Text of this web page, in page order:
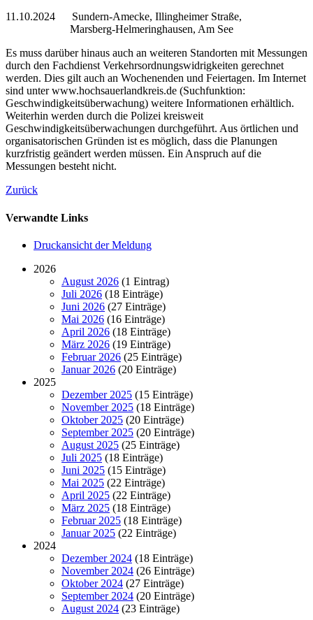
11.10.2024 Sundern-Amecke, Illingheimer Straße,
Marsberg-Helmeringhausen, Am See
Es muss darüber hinaus auch an weiteren Standorten mit Messungen
durch den Fachdienst Verkehrsordnungswidrigkeiten gerechnet
werden. Dies gilt auch an Wochenenden und Feiertagen. Im Internet
sind unter www.hochsauerlandkreis.de (Suchfunktion:
Geschwindigkeitsüberwachung) weitere Informationen erhältlich.
Weiterhin werden durch die Polizei kreisweit
Geschwindigkeitsüberwachungen durchgeführt. Aus örtlichen und
organisatorischen Gründen ist es möglich, dass die Planungen
kurzfristig geändert werden müssen. Ein Anspruch auf die
Messungen besteht nicht.
Zurück
Verwandte Links
Druckansicht der Meldung
2026
August 2026 (1 Eintrag)
Juli 2026 (18 Einträge)
Juni 2026 (27 Einträge)
Mai 2026 (16 Einträge)
April 2026 (18 Einträge)
März 2026 (19 Einträge)
Februar 2026 (25 Einträge)
Januar 2026 (20 Einträge)
2025
Dezember 2025 (15 Einträge)
November 2025 (18 Einträge)
Oktober 2025 (20 Einträge)
September 2025 (20 Einträge)
August 2025 (25 Einträge)
Juli 2025 (18 Einträge)
Juni 2025 (15 Einträge)
Mai 2025 (22 Einträge)
April 2025 (22 Einträge)
März 2025 (18 Einträge)
Februar 2025 (18 Einträge)
Januar 2025 (22 Einträge)
2024
Dezember 2024 (18 Einträge)
November 2024 (26 Einträge)
Oktober 2024 (27 Einträge)
September 2024 (20 Einträge)
August 2024 (23 Einträge)